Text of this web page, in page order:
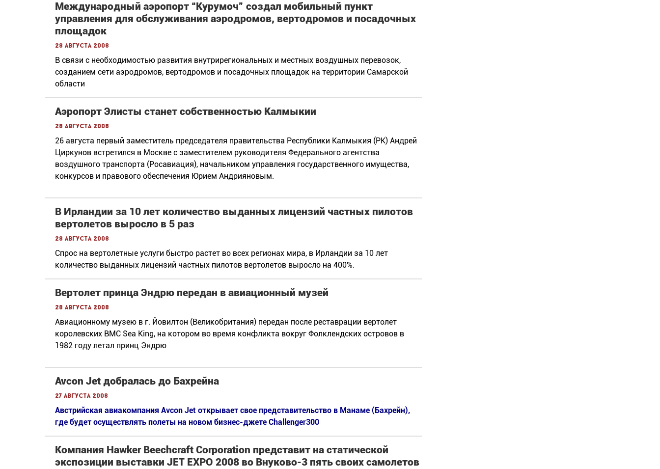
Международный аэропорт “Курумоч” создал мобильный пункт
управления для обслуживания аэродромов, вертодромов и посадочных
площадок
28 августа 2008
В связи с необходимостью развития внутрирегиональных и местных воздушных перевозок,
созданием сети аэродромов, вертодромов и посадочных площадок на территории Самарской
области
Аэропорт Элисты станет собственностью Калмыкии
28 августа 2008
26 августа первый заместитель председателя правительства Республики Калмыкия (РК) Андрей
Циркунов встретился в Москве с заместителем руководителя Федерального агентства
воздушного транспорта (Росавиация), начальником управления государственного имущества,
конкурсов и правового обеспечения Юрием Андрияновым.
В Ирландии за 10 лет количество выданных лицензий частных пилотов
вертолетов выросло в 5 раз
28 августа 2008
Спрос на вертолетные услуги быстро растет во всех регионах мира, в Ирландии за 10 лет
количество выданных лицензий частных пилотов вертолетов выросло на 400%.
Вертолет принца Эндрю передан в авиационный музей
28 августа 2008
Авиационному музею в г. Йовилтон (Великобритания) передан после реставрации вертолет
королевских ВМС Sea King, на котором во время конфликта вокруг Фолклендских островов в
1982 году летал принц Эндрю
Avcon Jet добралась до Бахрейна
27 августа 2008
Австрийская авиакомпания Avcon Jet открывает свое представительство в Манаме (Бахрейн),
где будет осуществлять полеты на новом бизнес-джете Challenger300
Компания Hawker Beechcraft Corporation представит на статической
экспозиции выставки JET EXPO 2008 во Внуково-3 пять своих самолетов